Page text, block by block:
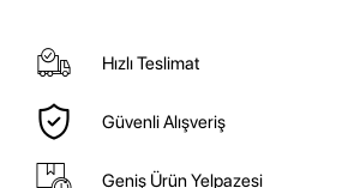
Hızlı Teslimat
Güvenli Alışveriş
Geniş Ürün Yelpazesi